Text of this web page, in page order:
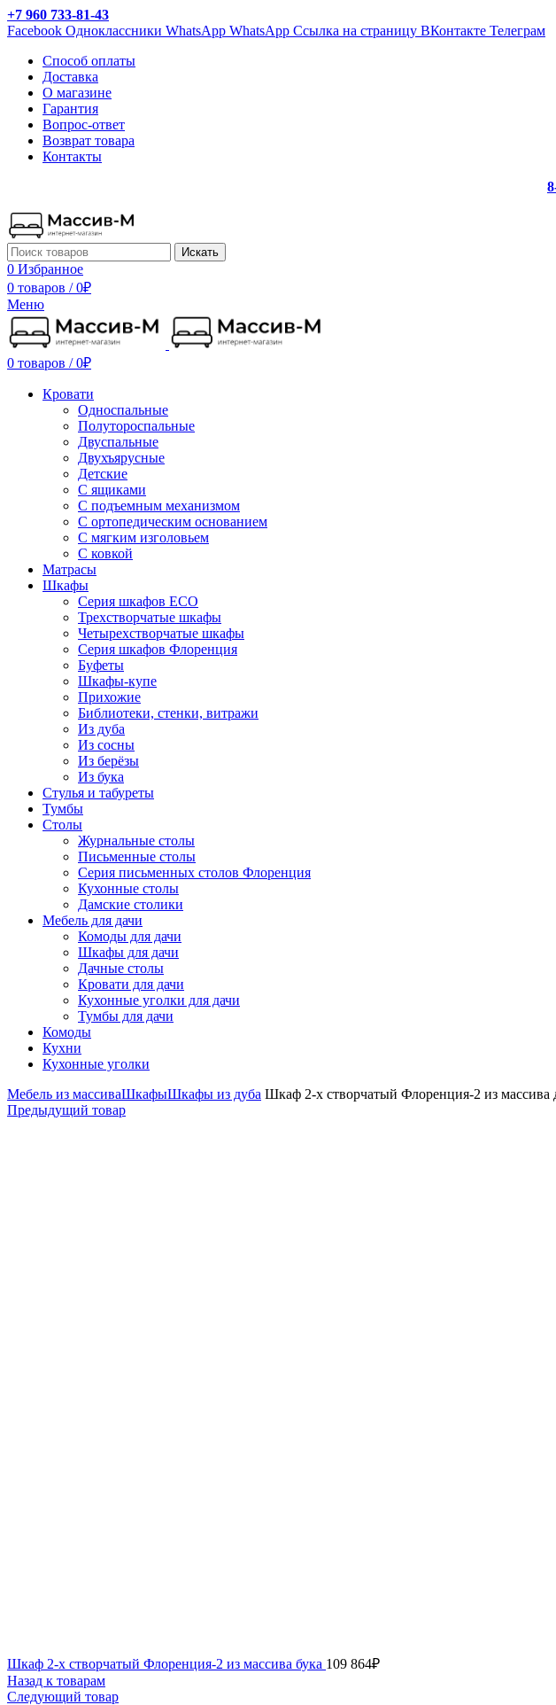
+7 960 733-81-43
Facebook Одноклассники WhatsApp WhatsApp Ссылка на страницу ВКонтакте Телеграм
Способ оплаты
Доставка
О магазине
Гарантия
Вопрос-ответ
Возврат товара
Контакты
Искать
0 Избранное
0 товаров / 0₽
Меню
0 товаров / 0₽
Кровати
Односпальные
Полутороспальные
Двуспальные
Двухъярусные
Детские
С ящиками
С подъемным механизмом
С ортопедическим основанием
С мягким изголовьем
С ковкой
Матрасы
Шкафы
Серия шкафов ECO
Трехстворчатые шкафы
Четырехстворчатые шкафы
Серия шкафов Флоренция
Буфеты
Шкафы-купе
Прихожие
Библиотеки, стенки, витражи
Из дуба
Из сосны
Из берёзы
Из бука
Стулья и табуреты
Тумбы
Столы
Журнальные столы
Письменные столы
Серия письменных столов Флоренция
Кухонные столы
Дамские столики
Мебель для дачи
Комоды для дачи
Шкафы для дачи
Дачные столы
Кровати для дачи
Кухонные уголки для дачи
Тумбы для дачи
Комоды
Кухни
Кухонные уголки
Мебель из массиваШкафыШкафы из дуба Шкаф 2-х створчатый Флоренция-2 из массива
Предыдущий товар
Шкаф 2-х створчатый Флоренция-2 из массива бука 109 864₽
Назад к товарам
Следующий товар